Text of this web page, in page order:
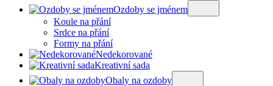
Ozdoby se jménem
Koule na přání
Srdce na přání
Formy na přání
Nedekorované
Kreativní sada
Obaly na ozdoby